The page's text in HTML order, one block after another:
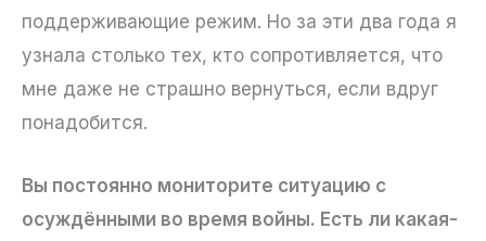
поддерживающие режим. Но за эти два года я
узнала столько тех, кто сопротивляется, что
мне даже не страшно вернуться, если вдруг
понадобится.
Вы постоянно мониторите ситуацию с
осуждёнными во время войны. Есть ли какая-